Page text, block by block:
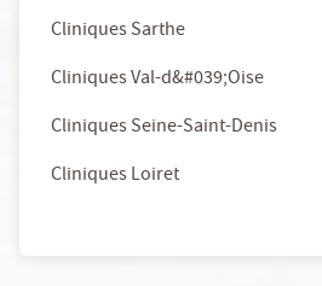
Cliniques Sarthe
Cliniques Val-d&#039;Oise
Cliniques Seine-Saint-Denis
Cliniques Loiret